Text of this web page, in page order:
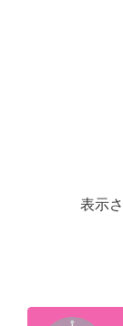
表示